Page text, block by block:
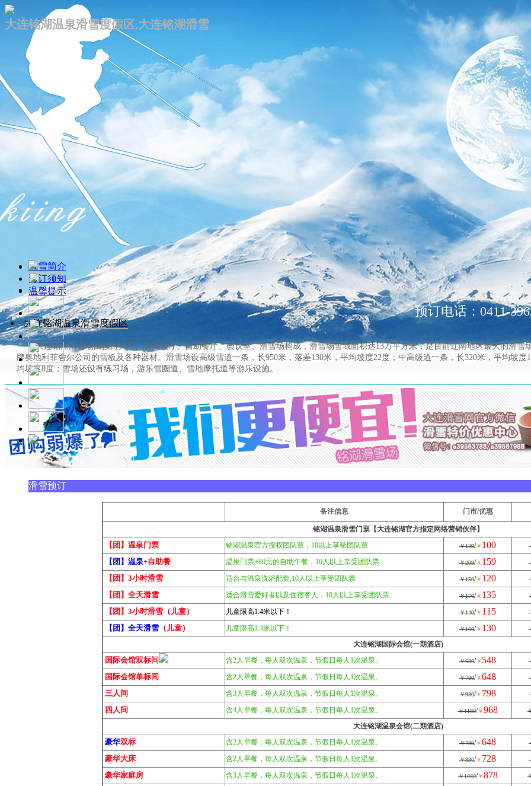
大连铭湖温泉滑雪度假区,大连铭湖滑雪
滑雪简介
预订须知
温馨提示
预订电话：0411-
大连铭湖温泉滑雪度假区
大连铭湖滑雪场由接待大厅、雪具大厅、自助餐厅、会议室、滑雪场构成，滑雪场雪域面积达13万平方米，是目前辽南地区最大的滑
牌奥地利菲舍尔公司的雪板及各种器材。滑雪场设高级雪道一条，长950米，落差130米，平均坡度22度；中高级道一条，长320米，平均坡
均坡度8度；雪场还设有练习场，游乐雪圈道、雪地摩托道等游乐设施。
滑雪预订
备注信息 门市/优惠
铭湖温泉滑雪门票【大连铭湖官方指定网络营销伙伴】
【团】温泉门票 铭湖温泉官方授权团队票，10以上享受团队票 ￥129/￥ 100
【团】温泉+自助餐 温泉门票+80元的自助午餐，10人以上享受团队票 ￥209/￥ 159
【团】3小时滑雪 适合与温泉洗浴配套,10人以上享受团队票 ￥150/￥ 120
【团】全天滑雪 适合滑雪爱好者以及住宿客人，10人以上享受团队票 ￥170/￥ 135
【团】3小时滑雪（儿童） 儿童限高1.4米以下！ ￥140/￥ 115
【团】全天滑雪 （儿童） 儿童限高1.4米以下！ ￥160/￥ 130
大连铭湖国际会馆(一期酒店)
国际会馆双标间 含2人早餐，每人双次温泉，节假日每人1次温泉。 ￥680/￥ 548
国际会馆单标间 含2人早餐，每人双次温泉，节假日每人1次温泉。 ￥780/￥648
三人间 含3人早餐，每人双次温泉，节假日每人1次温泉。 ￥980/￥ 798
四人间 含4人早餐，每人双次温泉，节假日每人1次温泉。 ￥1180/￥968
大连铭湖温泉会馆(二期酒店)
豪华双标 含2人早餐，每人双次温泉，节假日每人1次温泉。 ￥780/￥648
豪华大床 含2人早餐，每人双次温泉，节假日每人1次温泉。 ￥880/￥ 728
豪华家庭房 含3人早餐，每人双次温泉，节假日每人1次温泉。 ￥1080/￥878